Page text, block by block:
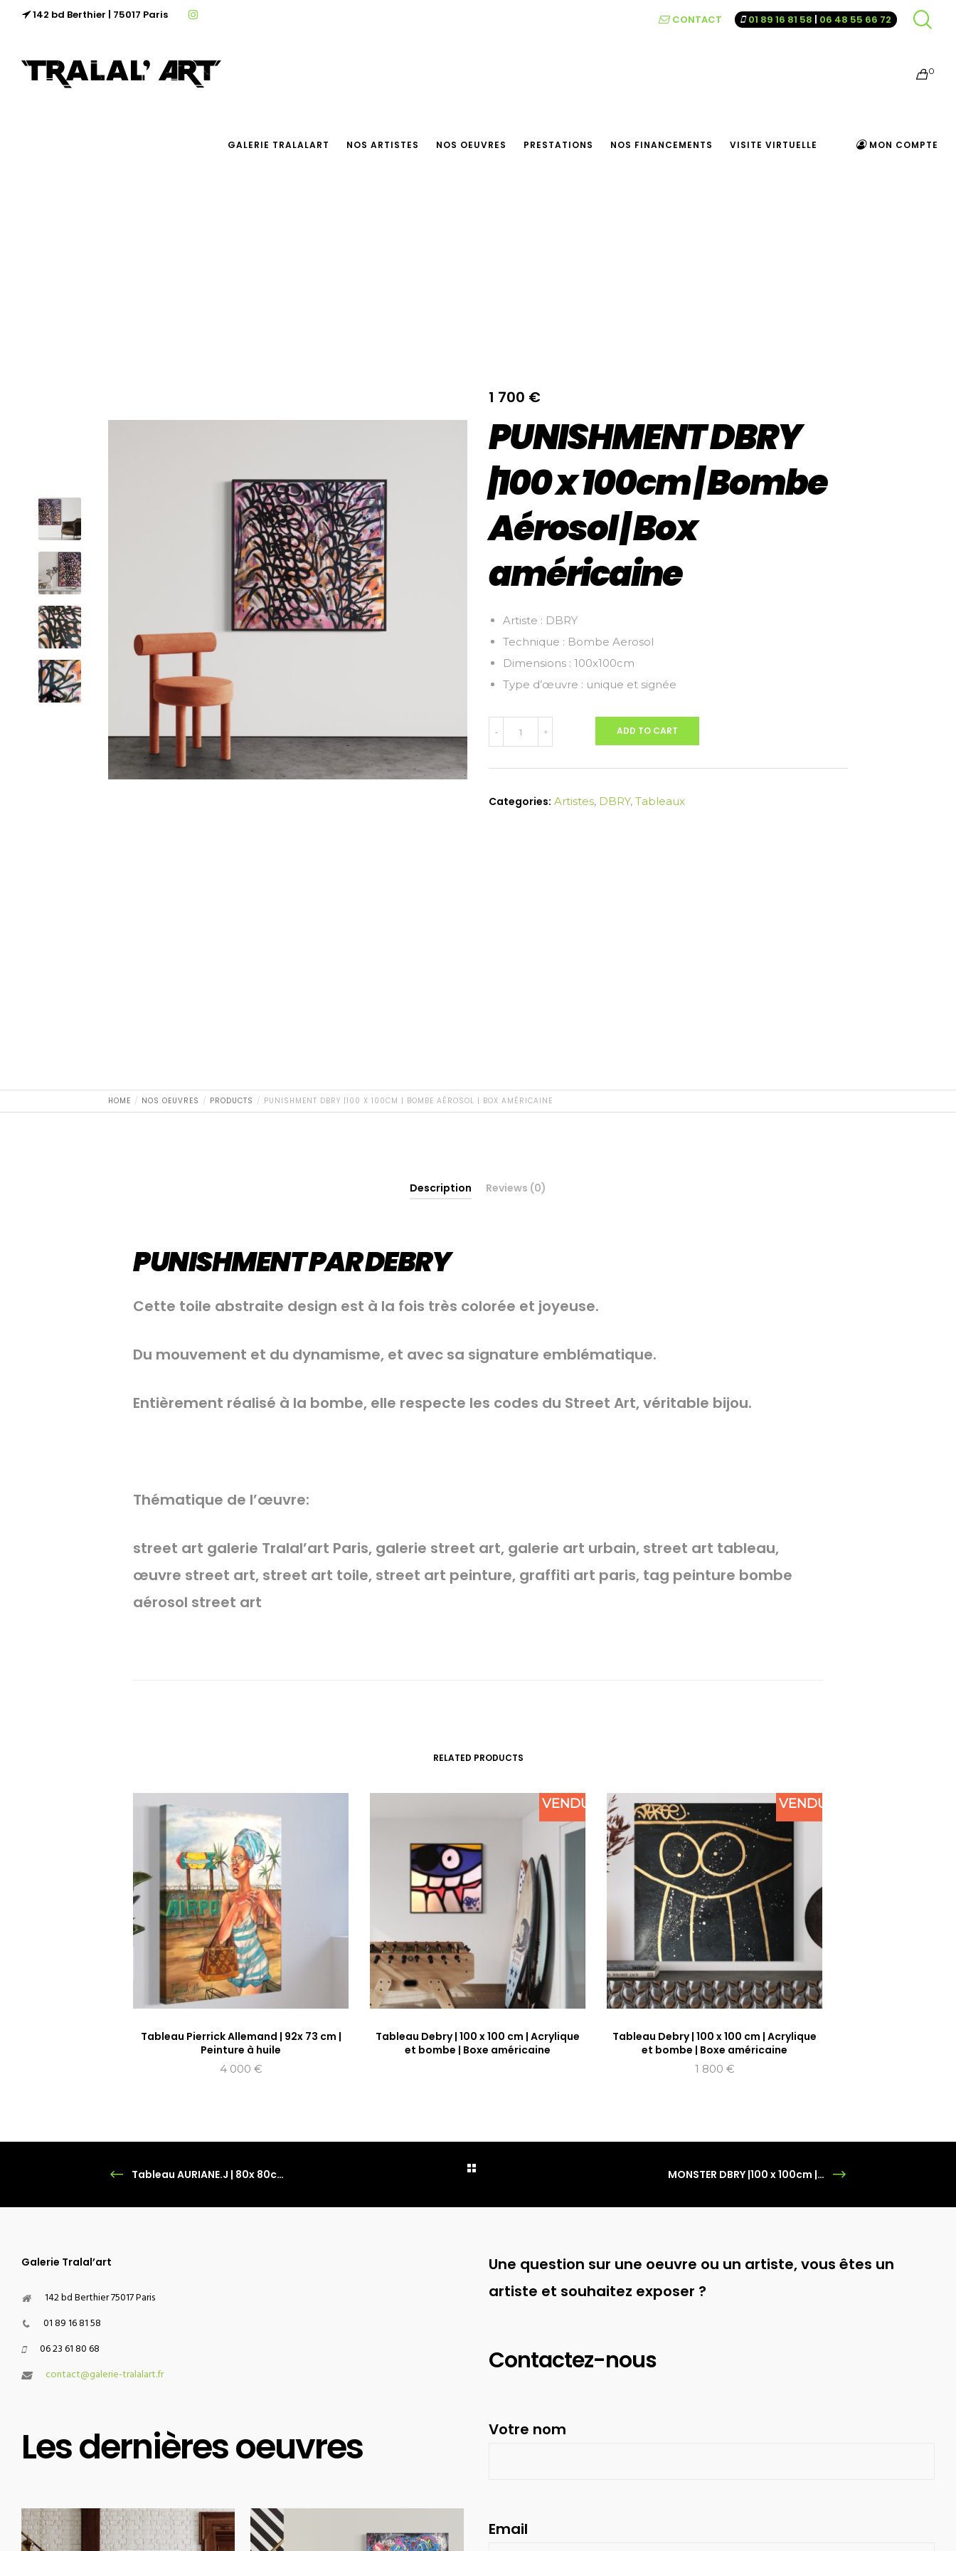
142 bd Berthier | 75017 Paris CONTACT 01 89 16 81 58 | 06 48 55 66 72
0
GALERIE TRALALART NOS ARTISTES NOS OEUVRES PRESTATIONS NOS FINANCEMENTS VISITE VIRTUELLE MON COMPTE
1 700 €
PUNISHMENT DBRY
|100 x 100cm | Bombe
Aérosol | Box
américaine
Artiste : DBRY
Technique : Bombe Aerosol
Dimensions : 100x100cm
Type d’œuvre : unique et signée
x
|
- + ADD TO CART
Categories: Artistes, DBRY, Tableaux
HOME NOS OEUVRES PRODUCTS PUNISHMENT DBRY |100 X 100CM | BOMBE AÉROSOL | BOX AMÉRICAINE
Description Reviews (0)
PUNISHMENT PAR DEBRY
Cette toile abstraite design est à la fois très colorée et joyeuse.
Du mouvement et du dynamisme, et avec sa signature emblématique.
Entièrement réalisé à la bombe, elle respecte les codes du Street Art, véritable bijou.
Thématique de l’œuvre:
street art galerie Tralal’art Paris, galerie street art, galerie art urbain, street art tableau,
œuvre street art, street art toile, street art peinture, graffiti art paris, tag peinture bombe
aérosol street art
RELATED PRODUCTS
Tableau Pierrick Allemand | 92x 73 cm |
Peinture à huile
4 000 €
VENDU
Tableau Debry | 100 x 100 cm | Acrylique
et bombe | Boxe américaine
VENDU
Tableau Debry | 100 x 100 cm | Acrylique
et bombe | Boxe américaine
1 800 €
Tableau AURIANE.J | 80x 80cm | Technique mixte MONSTER DBRY |100 x 100cm | Bombe Aérosol | Box américaine
Galerie Tralal’art
142 bd Berthier 75017 Paris
01 89 16 81 58
06 23 61 80 68
contact@galerie-tralalart.fr
Les dernières oeuvres
Une question sur une oeuvre ou un artiste, vous êtes un
artiste et souhaitez exposer ?
Contactez-nous
Votre nom
Email